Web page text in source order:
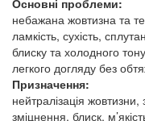
Основні проблеми:
небажана жовтизна та
ламкість, сухість,
блиску та холодного
легкого догляду без
Призначення:
нейтралізація
зміцнення, блиск,